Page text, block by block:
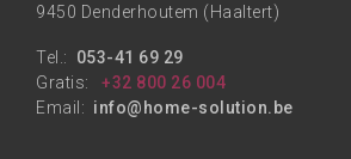
9450 Denderhoutem (Haaltert)
Tel.: 053-41 69 29
Gratis:
+32 800 26 004
Email: info@home-solution.be